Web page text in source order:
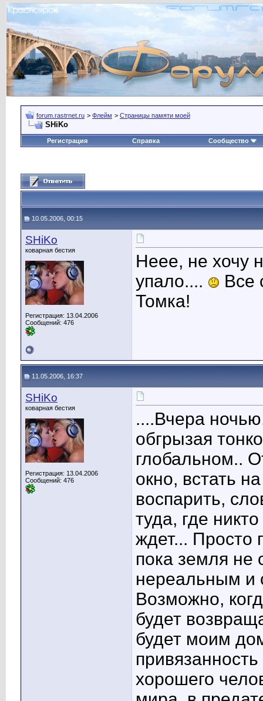
forum.rastrnet.ru > Флейм > Страницы памяти моей
SHiKo
Регистрация Справка Сообщество
10.05.2006, 00:15
SHiKo
коварная бестия
Регистрация: 13.04.2006
Сообщений: 476
Неее, не хочу
упало....
Все
Томка!
11.05.2006, 16:37
SHiKo
коварная бестия
Регистрация: 13.04.2006
Сообщений: 476
....Вчера
обгрызая
глобальном..
окно, встать
воспарить,
туда, где
ждет... Просто
пока земля не
нереальным и
Возможно,
будет
будет моим
хорошего